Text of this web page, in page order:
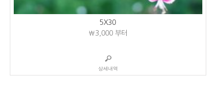
5X30
₩3,000부터
상세내역